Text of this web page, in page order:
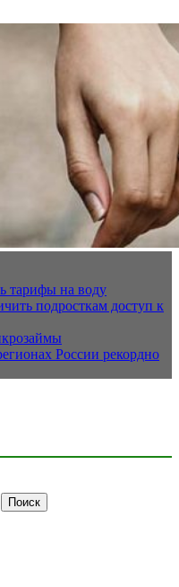
тарифы на воду
подросткам доступ к
России рекордно